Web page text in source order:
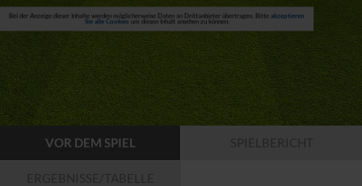
Bei der Anzeige dieser Inhalte werden möglicherweise Daten an Drittanbieter übertragen. Bitte akzeptieren
Sie alle Cookies um diesen Inhalt ansehen zu können.
VOR DEM SPIEL